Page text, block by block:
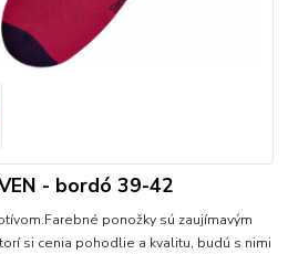
- bordó 39-42
ponožky sú zaujímavým
si cenia pohodlie a kvalitu, budú s nimi